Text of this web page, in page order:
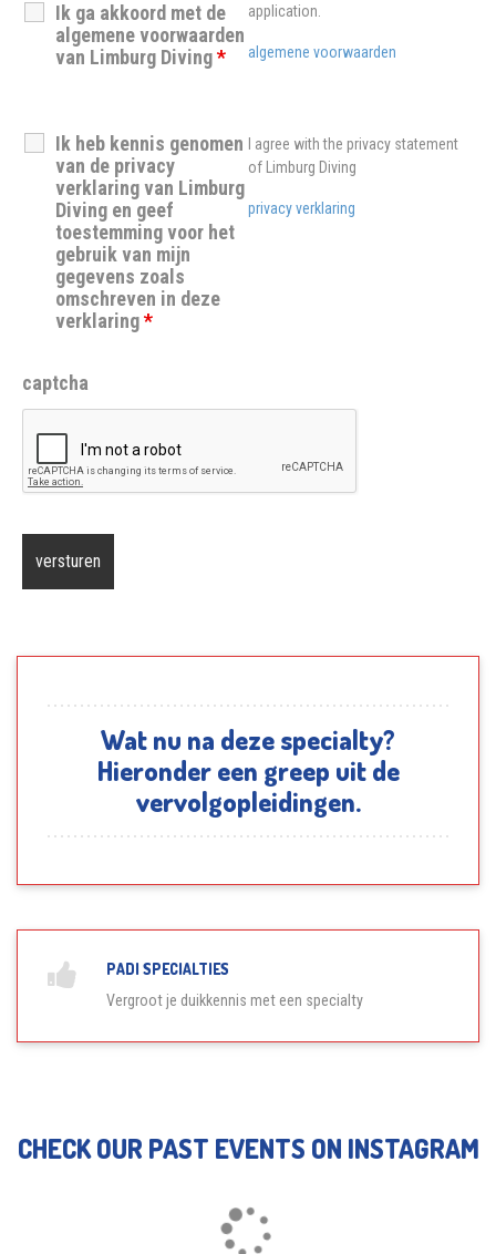
Ik ga akkoord met de
algemene voorwaarden
van Limburg Diving*
application.
algemene voorwaarden
Ik heb kennis genomen
van de privacy
verklaring van Limburg
Diving en geef
toestemming voor het
gebruik van mijn
gegevens zoals
omschreven in deze
verklaring*
I agree with the privacy statement
of Limburg Diving
privacy verklaring
captcha
Wat nu na deze specialty?
Hieronder een greep uit de
vervolgopleidingen.
PADI SPECIALTIES
Vergroot je duikkennis met een specialty
CHECK OUR PAST EVENTS ON INSTAGRAM